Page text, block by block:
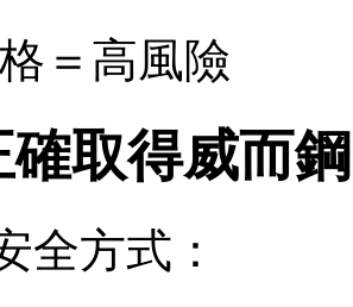
＝高風險
確取得威而
全方式：